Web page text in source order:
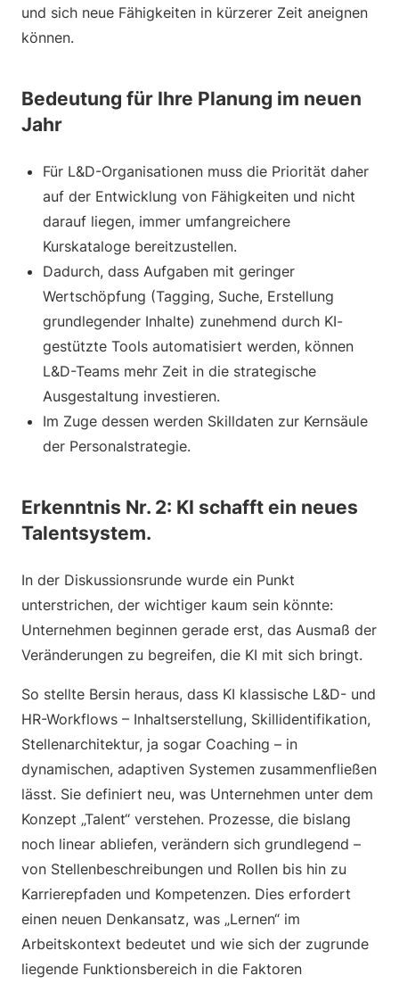
und sich neue Fähigkeiten in kürzerer Zeit aneignen
können.
Bedeutung für Ihre Planung im neuen
Jahr
Für L&D-Organisationen muss die Priorität daher
auf der Entwicklung von Fähigkeiten und nicht
darauf liegen, immer umfangreichere
Kurskataloge bereitzustellen.
Dadurch, dass Aufgaben mit geringer
Wertschöpfung (Tagging, Suche, Erstellung
grundlegender Inhalte) zunehmend durch KI-
gestützte Tools automatisiert werden, können
L&D-Teams mehr Zeit in die strategische
Ausgestaltung investieren.
Im Zuge dessen werden Skilldaten zur Kernsäule
der Personalstrategie.
Erkenntnis Nr. 2: KI schafft ein neues
Talentsystem.
In der Diskussionsrunde wurde ein Punkt
unterstrichen, der wichtiger kaum sein könnte:
Unternehmen beginnen gerade erst, das Ausmaß der
Veränderungen zu begreifen, die KI mit sich bringt.
So stellte Bersin heraus, dass KI klassische L&D- und
HR-Workflows – Inhaltserstellung, Skillidentifikation,
Stellenarchitektur, ja sogar Coaching – in
dynamischen, adaptiven Systemen zusammenfließen
lässt. Sie definiert neu, was Unternehmen unter dem
Konzept „Talent“ verstehen. Prozesse, die bislang
noch linear abliefen, verändern sich grundlegend –
von Stellenbeschreibungen und Rollen bis hin zu
Karrierepfaden und Kompetenzen. Dies erfordert
einen neuen Denkansatz, was „Lernen“ im
Arbeitskontext bedeutet und wie sich der zugrunde
liegende Funktionsbereich in die Faktoren